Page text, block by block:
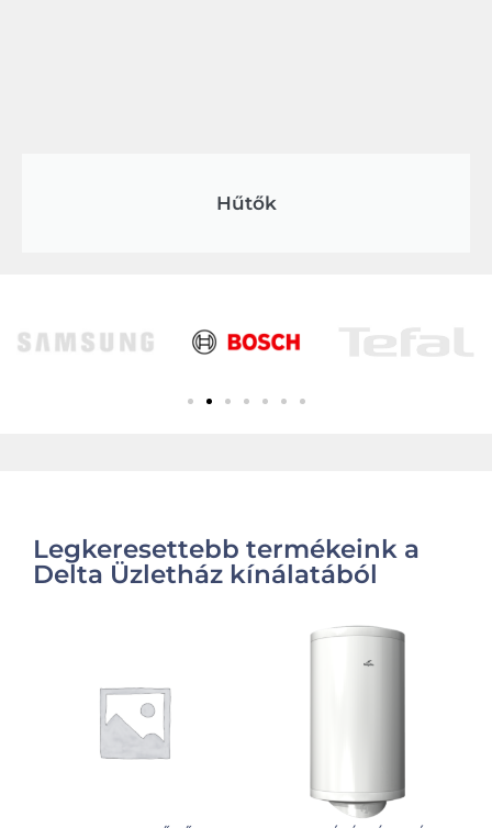
Hűtők
Legkeresettebb termékeink a
Delta Üzletház kínálatából